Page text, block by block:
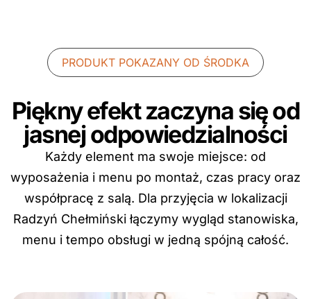
PRODUKT POKAZANY OD ŚRODKA
Piękny efekt zaczyna się od
jasnej odpowiedzialności
Każdy element ma swoje miejsce: od
wyposażenia i menu po montaż, czas pracy oraz
współpracę z salą. Dla przyjęcia w lokalizacji
Radzyń Chełmiński łączymy wygląd stanowiska,
menu i tempo obsługi w jedną spójną całość.